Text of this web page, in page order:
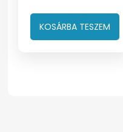
KOSÁRBA TESZEM